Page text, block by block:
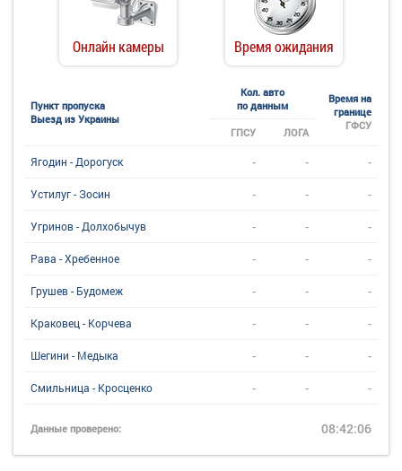
Онлайн камеры Время ожидания
Пункт пропуска
Выезд из Украины
Кол. авто
по данным
Время на
границе
ГФСУ
ГПСУ ЛОГА
Ягодин - Дорогуск - - -
Устилуг - Зосин - - -
Угринов - Долхобычув - - -
Рава - Хребенное - - -
Грушев - Будомеж - - -
Краковец - Корчева - - -
Шегини - Медыка - - -
Смильница - Кросценко - - -
Данные проверено: 08:42:06